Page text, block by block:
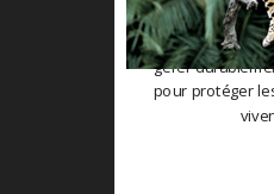
vous aidez les
indigènes de
gérer
pour protéger